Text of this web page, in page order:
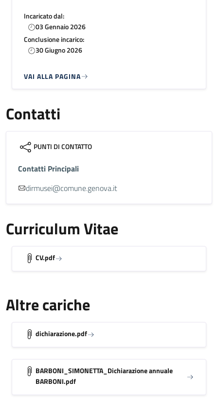
Incaricato dal:
03 Gennaio 2026
Conclusione incarico:
30 Giugno 2026
VAI ALLA PAGINA
Contatti
PUNTI DI CONTATTO
Contatti Principali
dirmusei@comune.genova.it
Curriculum Vitae
CV.pdf
Altre cariche
dichiarazione.pdf
BARBONI_SIMONETTA_Dichiarazione annuale
BARBONI.pdf